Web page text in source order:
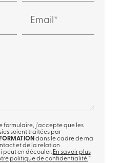
Email*
formulaire, j'accepte que les
soient traitées par
dans le cadre de ma
et de la relation
peut en découler. En savoir plus
politique de confidentialité.*